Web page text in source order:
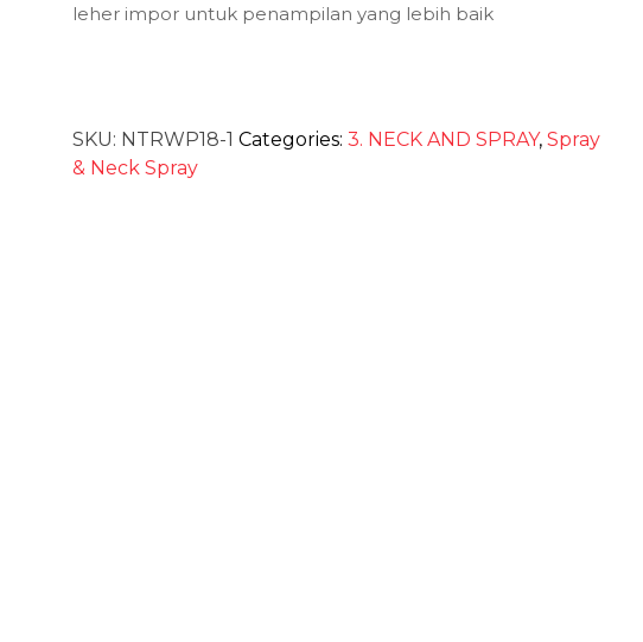
leher impor untuk penampilan yang lebih baik
SKU: NTRWP18-1 Categories:3. NECK AND SPRAY,Spray
& Neck Spray